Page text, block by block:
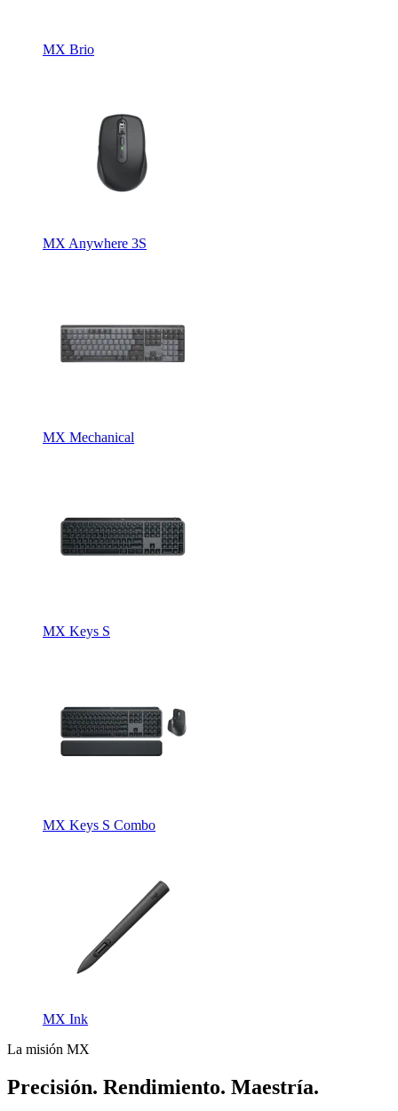
MX Brio
MX Anywhere 3S
MX Mechanical
MX Keys S
MX Keys S Combo
MX Ink
La misión MX
Precisión. Rendimiento. Maestría.